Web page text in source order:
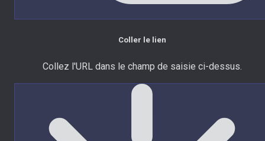
Coller le lien
Collez l'URL dans le champ de saisie ci-dessus.